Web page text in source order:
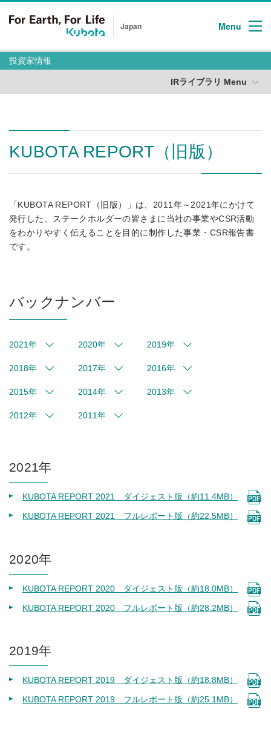
Japan Menu
投資家情報
KUBOTA REPORT（旧版）
「KUBOTA REPORT（旧版）」は、2011年～2021年にかけて
発行した、ステークホルダーの皆さまに当社の事業やCSR活動
をわかりやすく伝えることを目的に制作した事業・CSR報告書
です。
バックナンバー
2021年 2020年 2019年
2018年 2017年 2016年
2015年 2014年 2013年
2012年 2011年
2021年
KUBOTA REPORT 2021 ダイジェスト版（約11.4MB）
KUBOTA REPORT 2021 フルレポート版（約22.5MB）
2020年
KUBOTA REPORT 2020 ダイジェスト版（約18.0MB）
KUBOTA REPORT 2020 フルレポート版（約28.2MB）
2019年
KUBOTA REPORT 2019 ダイジェスト版（約18.8MB）
KUBOTA REPORT 2019 フルレポート版（約25.1MB）
IRライブラリ Menu